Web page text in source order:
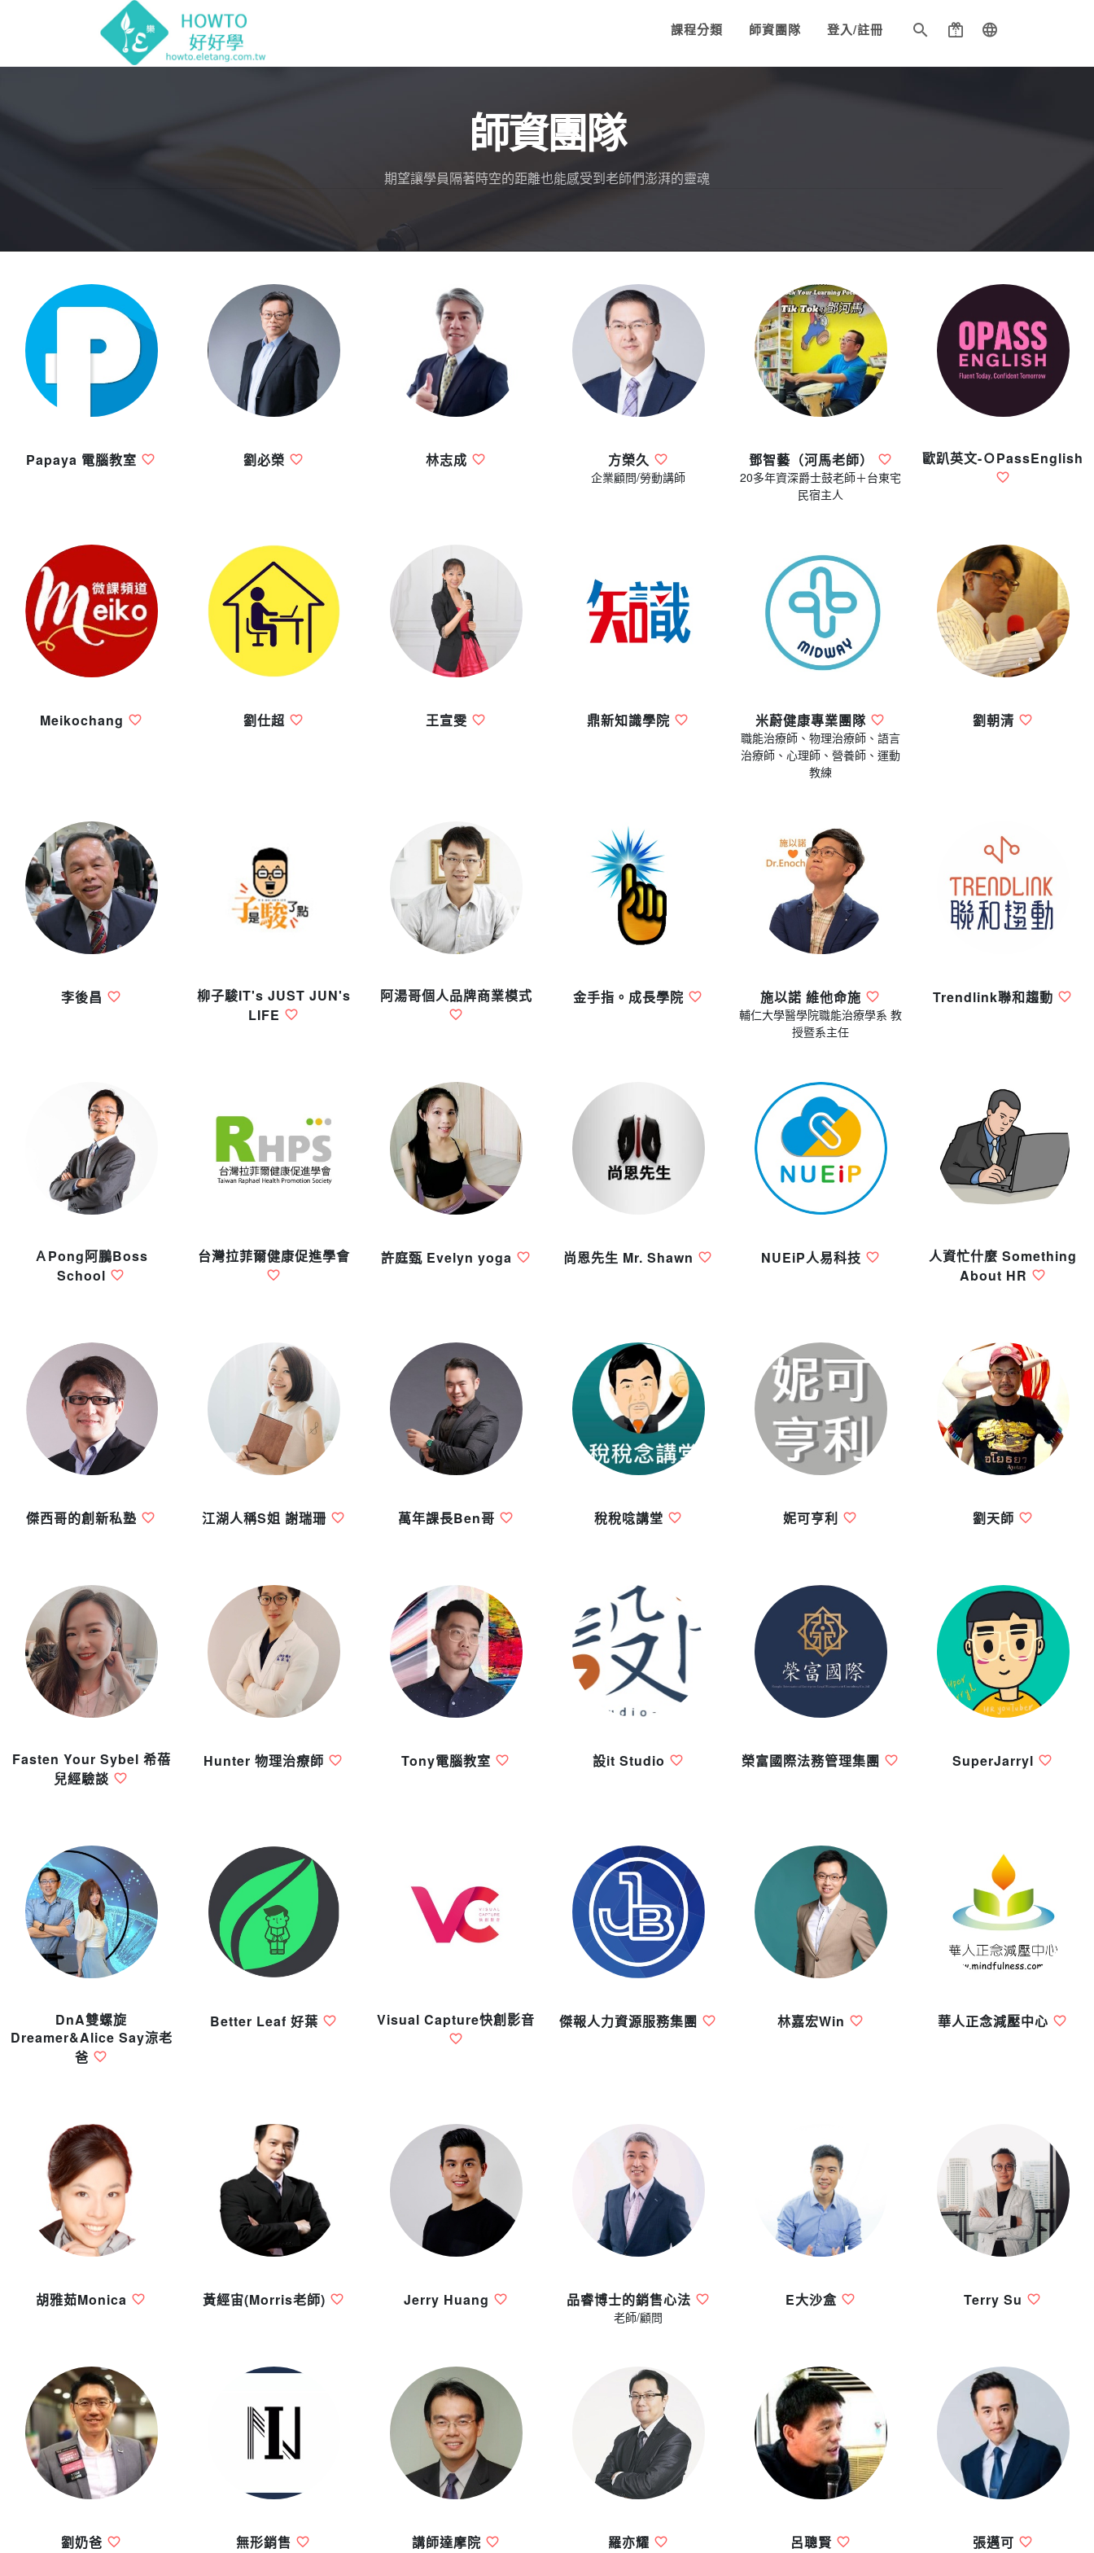
課程分類 師資團隊 登入/註冊
師資團隊
期望讓學員隔著時空的距離也能感受到老師們澎湃的靈魂
Papaya 電腦教室 劉必榮 林志成 方榮久
企業顧問/勞動講師
鄧智藝（河馬老師）
20多年資深爵士鼓老師＋台東宅
民宿主人
歐趴英文-ＯPassEnglish
Meikochang 劉仕超 王宣雯 鼎新知識學院 米蔚健康專業團隊
職能治療師、物理治療師、語言
治療師、心理師、營養師、運動
教練
劉朝清
李後昌
柳子駿IT's JUST JUN's
LIFE
阿湯哥個人品牌商業模式 金手指。成長學院 施以諾 維他命施
輔仁大學醫學院職能治療學系 教
授暨系主任
Trendlink聯和趨動
ＡPong阿鵬Boss
School
台灣拉菲爾健康促進學會 許庭甄 Evelyn yoga 尚恩先生 Mr. Shawn NUEiP人易科技
人資忙什麼 Something
About HR
傑西哥的創新私塾 江湖人稱S姐 謝瑞珊 萬年課長Ben哥 稅稅唸講堂 妮可亨利 劉天師
Fasten Your Sybel 希蓓
兒經驗談
Hunter 物理治療師 Tony電腦教室 設it Studio 榮富國際法務管理集團 SuperJarryl
DnA雙螺旋
Dreamer&Alice Say涼老
爸
Better Leaf 好葉 Visual Capture快創影音 傑報人力資源服務集團 林嘉宏Win 華人正念減壓中心
胡雅茹Monica 黃經宙(Morris老師) Jerry Huang 品睿博士的銷售心法
老師/顧問
E大沙盒 Terry Su
劉奶爸 無形銷售 講師達摩院 羅亦耀 呂聰賢 張邁可